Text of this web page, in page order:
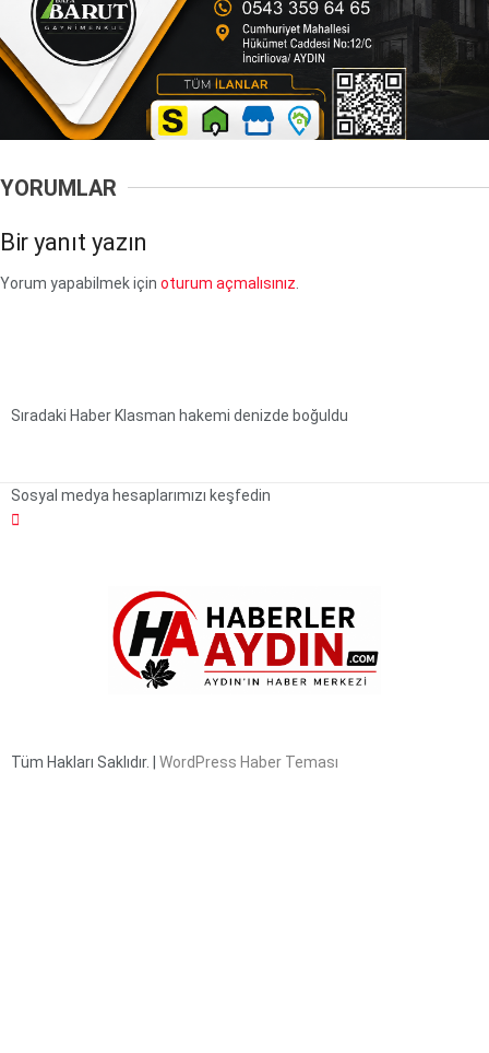
YORUMLAR
Bir yanıt yazın
Yorum yapabilmek için oturum açmalısınız.
Sıradaki Haber Klasman hakemi denizde boğuldu
Sosyal medya hesaplarımızı keşfedin
Tüm Hakları Saklıdır. | WordPress Haber Teması